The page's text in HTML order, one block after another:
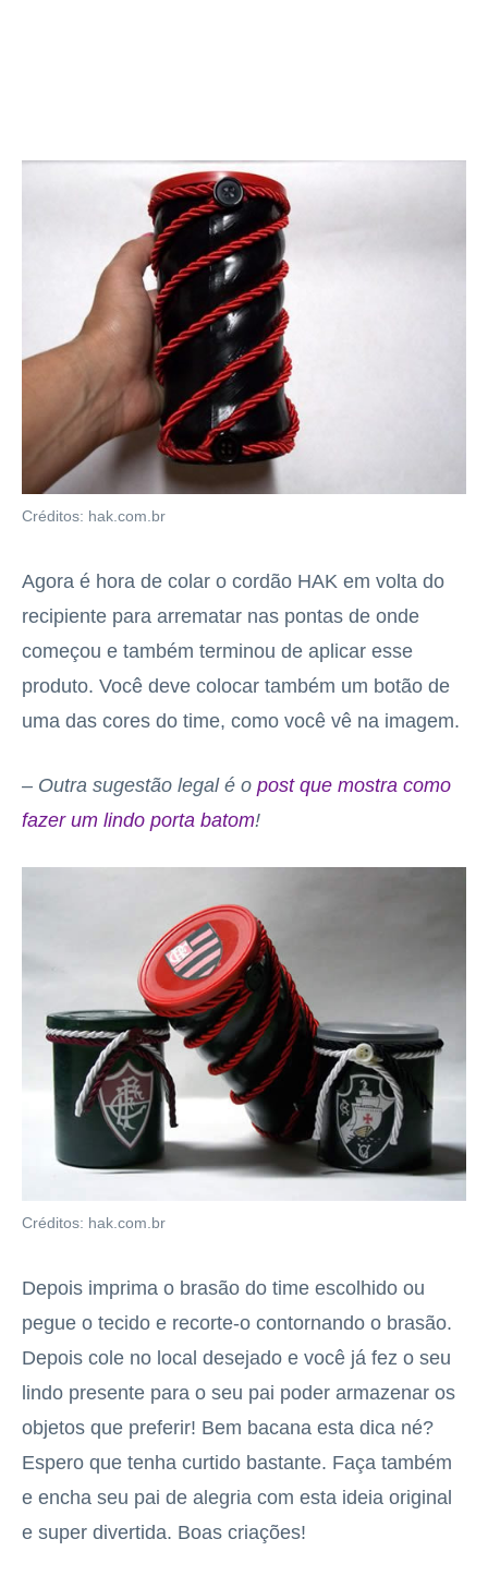
Créditos: hak.com.br
Agora é hora de colar o cordão HAK em volta do
recipiente para arrematar nas pontas de onde
começou e também terminou de aplicar esse
produto. Você deve colocar também um botão de
uma das cores do time, como você vê na imagem.
– Outra sugestão legal é o post que mostra como
fazer um lindo porta batom!
Créditos: hak.com.br
Depois imprima o brasão do time escolhido ou
pegue o tecido e recorte-o contornando o brasão.
Depois cole no local desejado e você já fez o seu
lindo presente para o seu pai poder armazenar os
objetos que preferir! Bem bacana esta dica né?
Espero que tenha curtido bastante. Faça também
e encha seu pai de alegria com esta ideia original
e super divertida. Boas criações!